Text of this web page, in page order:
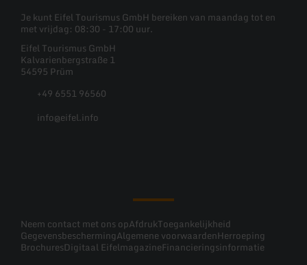
Je kunt Eifel Tourismus GmbH bereiken van maandag tot en
met vrijdag: 08:30 - 17:00 uur.
Eifel Tourismus GmbH
Kalvarienbergstraße 1
54595 Prüm
+49 6551 96560
info@eifel.info
Neem contact met ons opAfdrukToegankelijkheid
GegevensbeschermingAlgemene voorwaardenHerroeping
BrochuresDigitaal EifelmagazineFinancieringsinformatie